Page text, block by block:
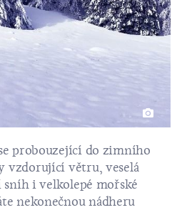
probouzející do zimního
vzdorující větru, veselá
i velkolepé mořské
nekonečnou nádheru